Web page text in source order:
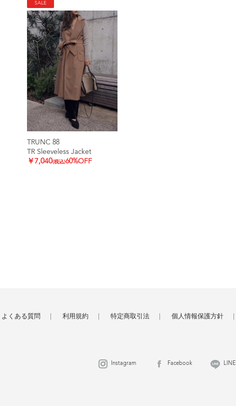
SALE
TRUNC 88
TR Sleeveless Jacket
￥7,040(税込)60%OFF
よくある質問 利用規約 特定商取引法 個人情報保護方針
Instagram Facebook LINE